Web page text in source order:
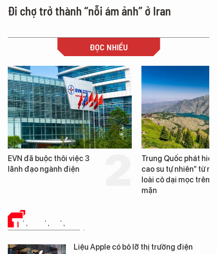
Đi chợ trở thành “nỗi ám ảnh” ở Iran
ĐỌC NHIỀU
Trung Quốc phát hiện “mỏ
cao su tự nhiên” từ một
Loạt dự án bất động
Đà Nẵng sắp bị kiểm
TIN CÔNG NGHỆ
Liệu Apple có bỏ lỡ thị trường điện